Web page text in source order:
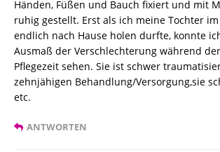
Händen, Füßen und Bauch fixiert und mit
ruhig gestellt. Erst als ich meine Tochter
endlich nach Hause holen durfte, konnte
Ausmaß der Verschlechterung während
Pflegezeit sehen. Sie ist schwer
zehnjähigen Behandlung/Versorgung,sie
etc.
ANTWORTEN